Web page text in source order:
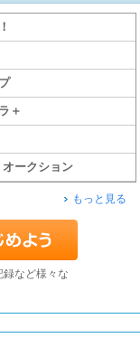
＋
オークション
もっと見る
録など様々な